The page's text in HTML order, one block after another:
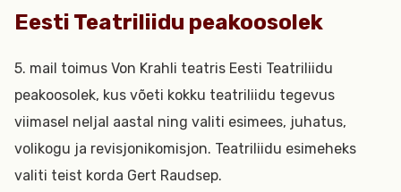
Eesti Teatriliidu peakoosolek
5. mail toimus Von Krahli teatris Eesti Teatriliidu
peakoosolek, kus võeti kokku teatriliidu tegevus
viimasel neljal aastal ning valiti esimees, juhatus,
volikogu ja revisjonikomisjon. Teatriliidu esimeheks
valiti teist korda Gert Raudsep.